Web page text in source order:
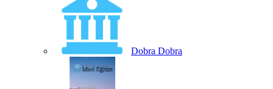
Dobra Dobra